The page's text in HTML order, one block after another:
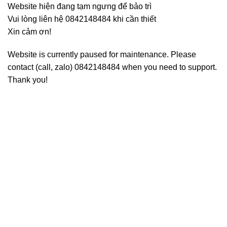
Website hiện đang tạm ngưng để bảo trì
Vui lòng liên hệ 0842148484 khi cần thiết
Xin cảm ơn!
Website is currently paused for maintenance. Please
contact (call, zalo) 0842148484 when you need to support.
Thank you!